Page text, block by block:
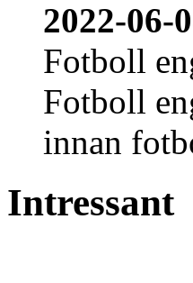
2022-06-
Fotboll
Fotboll
innan
Intressant